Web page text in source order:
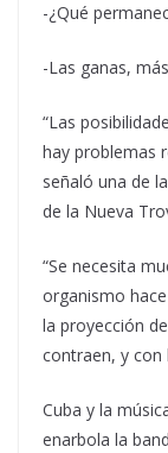
-¿Qué
-Las ganas,
“Las
hay problemas
señaló una de
de la Nueva
“Se necesita
organismo
la proyección
contraen, y con
Cuba y la
enarbola la